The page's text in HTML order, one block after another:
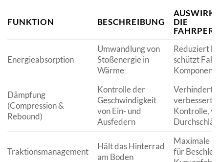
FUNKTION BESCHREIBUNG
DIE
Energieabsorption
Umwandlung von
Stoßenergie in
Wärme
Reduziert
schützt
Dämpfung
(Compression &
Rebound)
Kontrolle der
Geschwindigkeit
von Ein- und
Ausfedern
Verhindert
verbessert
Kontrolle,
Traktionsmanagement
Hält das Hinterrad
am Boden
Maximale
für